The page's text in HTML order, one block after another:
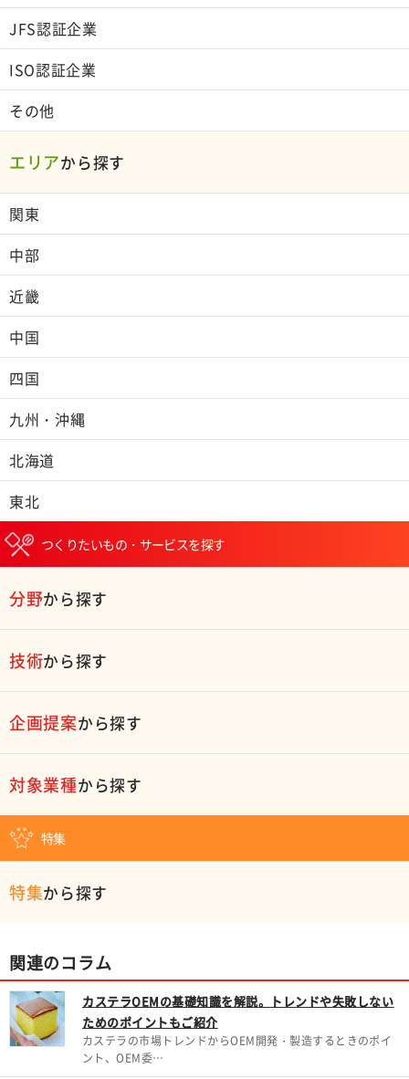
JFS認証企業
ISO認証企業
その他
エリアから探す
関東
中部
近畿
中国
四国
九州・沖縄
北海道
東北
つくりたいもの・サービスを探す
分野から探す
技術から探す
企画提案から探す
対象業種から探す
特集
特集から探す
関連のコラム
カステラOEMの基礎知識を解説。トレンドや失敗しない
ためのポイントもご紹介
カステラの市場トレンドからOEM開発・製造するときのポイ
ント、OEM委…